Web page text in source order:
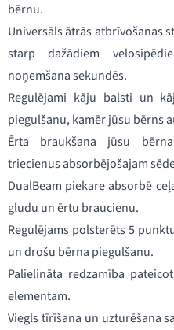
bērnu.
Universāls ātrās atbrīvošanas
starp dažādiem
noņemšana sekundēs.
Regulējami kāju balsti un
piegulšanu, kamēr jūsu bērns
Ērta braukšana jūsu
triecienus absorbējošajam
DualBeam piekare absorbē
gludu un ērtu braucienu.
Regulējams polsterēts 5
un drošu bērna piegulšanu.
Palielināta redzamība
elementam.
Viegls tīrīšana un uzturēšana